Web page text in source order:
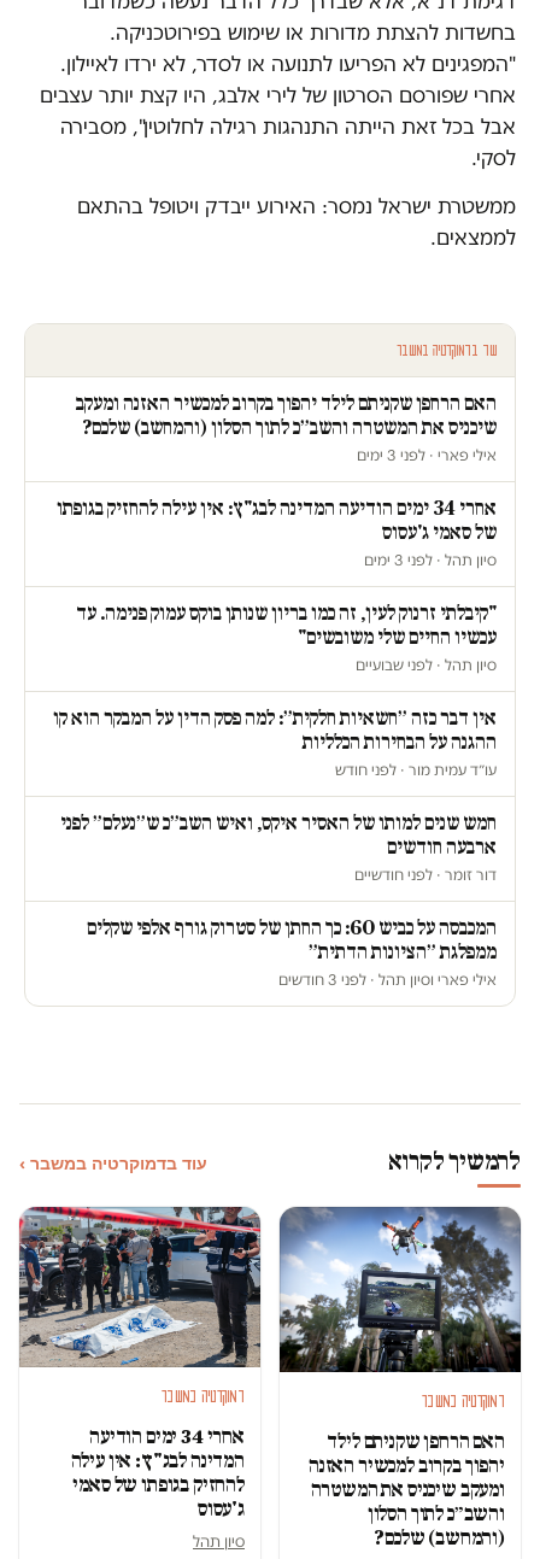
בחשדות להצתת מדורות או שימוש בפירוטכניקה.
"המפגינים לא הפריעו לתנועה או לסדר, לא ירדו לאיילון.
אחרי שפורסם הסרטון של לירי אלבג, היו קצת יותר עצבים
אבל בכל זאת הייתה התנהגות רגילה לחלוטין", מסבירה
לסקי.
ממשטרת ישראל נמסר: האירוע ייבדק ויטופל בהתאם
לממצאים.
עוד בדמוקרטיה במשבר
האם הרחפן שקניתם לילד יהפוך בקרוב למכשיר האזנה ומעקב
שיכניס את המשטרה והשב״כ לתוך הסלון (והמחשב) שלכם?
אילי פארי · לפני 3 ימים
אחרי 34 ימים הודיעה המדינה לבג"ץ: אין עילה להחזיק בגופתו
של סאמי ג'עסוס
סיון תהל · לפני 3 ימים
"קיבלתי זרנוק לעין, זה כמו בריון שנותן בוקס עמוק פנימה. עד
עכשיו החיים שלי משובשים"
סיון תהל · לפני שבועיים
אין דבר כזה ״חשאיות חלקית״: למה פסק הדין על המבקר הוא קו
ההגנה על הבחירות הכלליות
עו״ד עמית מור · לפני חודש
חמש שנים למותו של האסיר איקס, ואיש השב״כ ש״נעלם״ לפני
ארבעה חודשים
דור זומר · לפני חודשיים
המכבסה על כביש 60: כך החתן של סטרוק גורף אלפי שקלים
ממפלגת ״הציונות הדתית״
אילי פארי וסיון תהל · לפני 3 חודשים
להמשיך לקרוא עוד בדמוקרטיה במשבר ›
דמוקרטיה במשבר
האם הרחפן שקניתם לילד
יהפוך בקרוב למכשיר האזנה
ומעקב שיכניס את המשטרה
והשב״כ לתוך הסלון
(והמחשב) שלכם?
דמוקרטיה במשבר
אחרי 34 ימים הודיעה
המדינה לבג"ץ: אין עילה
להחזיק בגופתו של סאמי
ג'עסוס
סיון תהל